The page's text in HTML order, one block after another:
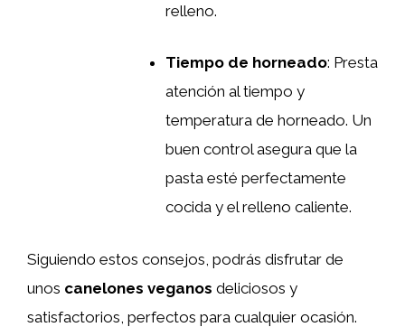
relleno.
Tiempo de horneado: Presta
atención al tiempo y
temperatura de horneado. Un
buen control asegura que la
pasta esté perfectamente
cocida y el relleno caliente.
Siguiendo estos consejos, podrás disfrutar de
unos canelones veganos deliciosos y
satisfactorios, perfectos para cualquier ocasión.